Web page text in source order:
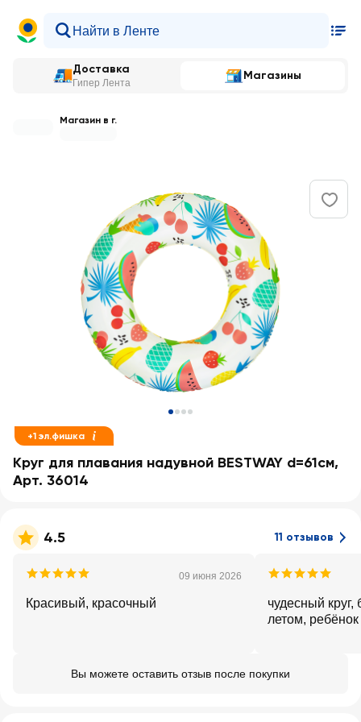
Доставка
Гипер Лента
Магазины
Магазин в г.
+1 эл.фишка
Круг для плавания надувной BESTWAY d=61см,
Арт. 36014
4.5 11 отзывов
09 июня 2026
Красивый, красочный
чудесный
летом,
Вы можете оставить отзыв после покупки